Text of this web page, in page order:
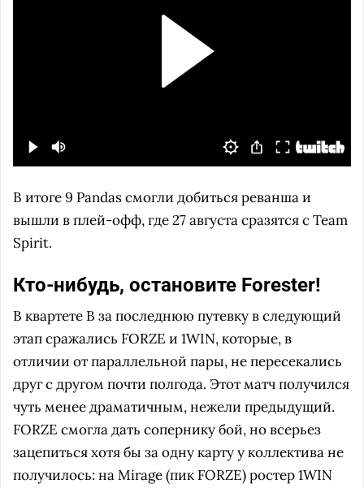
В итоге 9 Pandas смогли добиться реванша и
вышли в плей-офф, где 27 августа сразятся с Team
Spirit.
Кто-нибудь, остановите Forester!
В квартете B за последнюю путевку в следующий
этап сражались FORZE и 1WIN, которые, в
отличии от параллельной пары, не пересекались
друг с другом почти полгода. Этот матч получился
чуть менее драматичным, нежели предыдущий.
FORZE смогла дать сопернику бой, но всерьез
зацепиться хотя бы за одну карту у коллектива не
получилось: на Mirage (пик FORZE) ростер 1WIN